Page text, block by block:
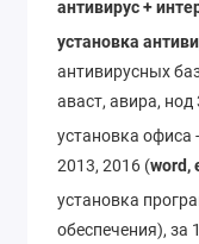
антивирус +
установка
антивирусных
аваст, авира, нод
установка офиса
2013, 2016 (word,
установка
обеспечения), за